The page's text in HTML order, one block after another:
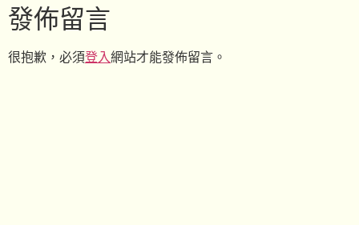
發佈留言
很抱歉，必須登入網站才能發佈留言。